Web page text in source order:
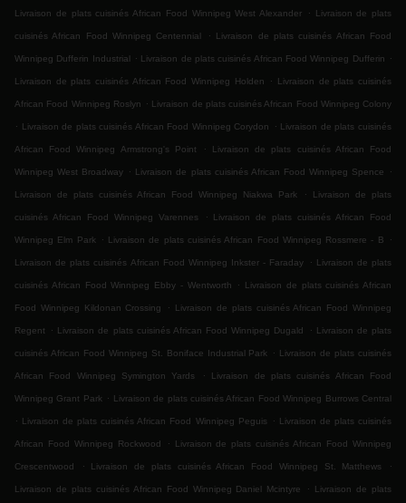
Livraison de plats cuisinés African Food Winnipeg West Alexander . Livraison de plats
cuisinés African Food Winnipeg Centennial . Livraison de plats cuisinés African Food
Winnipeg Dufferin Industrial . Livraison de plats cuisinés African Food Winnipeg Dufferin .
Livraison de plats cuisinés African Food Winnipeg Holden . Livraison de plats cuisinés
African Food Winnipeg Roslyn . Livraison de plats cuisinés African Food Winnipeg Colony
. Livraison de plats cuisinés African Food Winnipeg Corydon . Livraison de plats cuisinés
African Food Winnipeg Armstrong's Point . Livraison de plats cuisinés African Food
Winnipeg West Broadway . Livraison de plats cuisinés African Food Winnipeg Spence .
Livraison de plats cuisinés African Food Winnipeg Niakwa Park . Livraison de plats
cuisinés African Food Winnipeg Varennes . Livraison de plats cuisinés African Food
Winnipeg Elm Park . Livraison de plats cuisinés African Food Winnipeg Rossmere - B .
Livraison de plats cuisinés African Food Winnipeg Inkster - Faraday . Livraison de plats
cuisinés African Food Winnipeg Ebby - Wentworth . Livraison de plats cuisinés African
Food Winnipeg Kildonan Crossing . Livraison de plats cuisinés African Food Winnipeg
Regent . Livraison de plats cuisinés African Food Winnipeg Dugald . Livraison de plats
cuisinés African Food Winnipeg St. Boniface Industrial Park . Livraison de plats cuisinés
African Food Winnipeg Symington Yards . Livraison de plats cuisinés African Food
Winnipeg Grant Park . Livraison de plats cuisinés African Food Winnipeg Burrows Central
. Livraison de plats cuisinés African Food Winnipeg Peguis . Livraison de plats cuisinés
African Food Winnipeg Rockwood . Livraison de plats cuisinés African Food Winnipeg
Crescentwood . Livraison de plats cuisinés African Food Winnipeg St. Matthews .
Livraison de plats cuisinés African Food Winnipeg Daniel Mcintyre . Livraison de plats